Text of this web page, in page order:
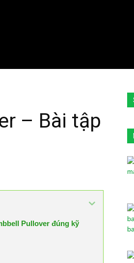
– Bài tập
Pullover đúng kỹ